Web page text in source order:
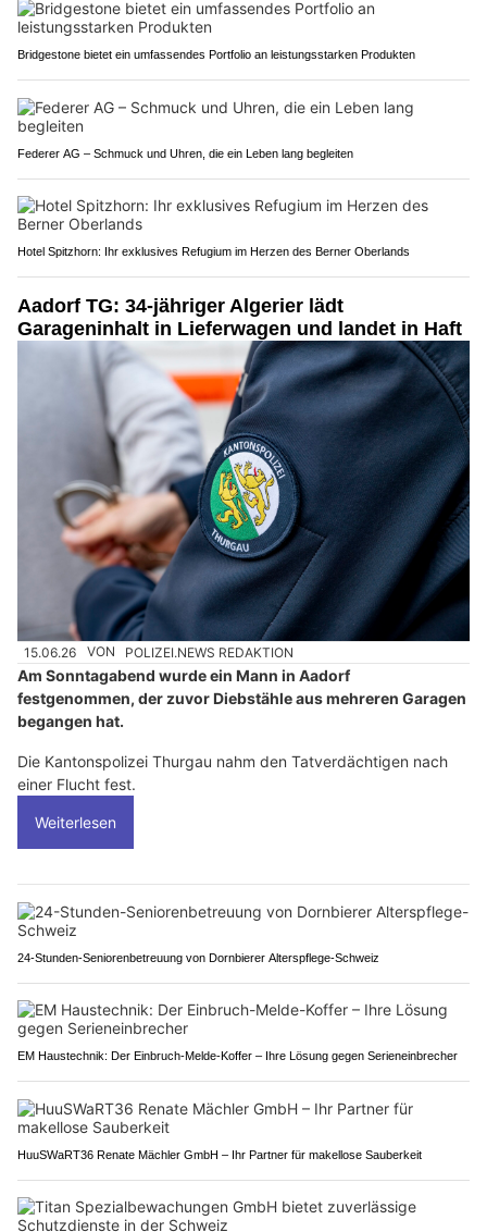
Bridgestone bietet ein umfassendes Portfolio an leistungsstarken Produkten
Federer AG – Schmuck und Uhren, die ein Leben lang begleiten
Hotel Spitzhorn: Ihr exklusives Refugium im Herzen des Berner Oberlands
Aadorf TG: 34-jähriger Algerier lädt
Garageninhalt in Lieferwagen und landet in Haft
15.06.26 VON POLIZEI.NEWS REDAKTION
Am Sonntagabend wurde ein Mann in Aadorf
festgenommen, der zuvor Diebstähle aus mehreren Garagen
begangen hat.
Die Kantonspolizei Thurgau nahm den Tatverdächtigen nach
einer Flucht fest.
Weiterlesen
24-Stunden-Seniorenbetreuung von Dornbierer Alterspflege-Schweiz
EM Haustechnik: Der Einbruch-Melde-Koffer – Ihre Lösung gegen Serieneinbrecher
HuuSWaRT36 Renate Mächler GmbH – Ihr Partner für makellose Sauberkeit